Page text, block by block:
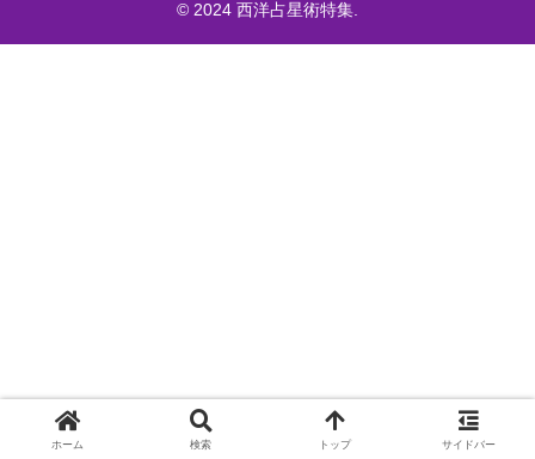
© 2024 西洋占星術特集.
ホーム 検索 トップ サイドバー